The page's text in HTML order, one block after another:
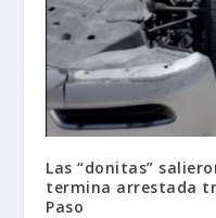
Las “donitas”
termina arrestada
Paso